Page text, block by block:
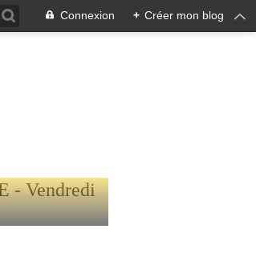
Connexion + Créer mon blog